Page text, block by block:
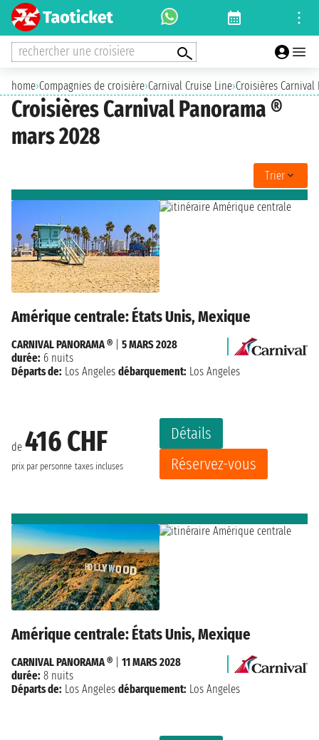
rechercher une croisiere
home›Compagnies de croisière›Carnival Cruise Line›Croisières Carnival
Croisières Carnival Panorama ®
mars 2028
Trier
Amérique centrale: États Unis, Mexique
de 416 CHF
prix par personne taxes incluses
Détails
Réservez-vous
CARNIVAL PANORAMA ®
5 MARS 2028
durée: 6 nuits
Départs de: Los Angeles débarquement: Los Angeles
Amérique centrale: États Unis, Mexique
CARNIVAL PANORAMA ®
11 MARS 2028
durée: 8 nuits
Départs de: Los Angeles débarquement: Los Angeles